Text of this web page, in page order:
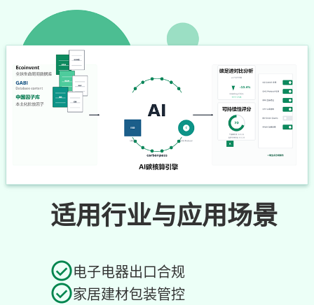
适用行业与应用场景
电子电器出口合规
家居建材包装管控